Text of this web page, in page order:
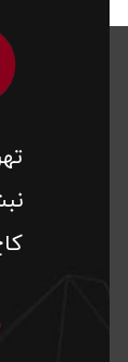
کاج